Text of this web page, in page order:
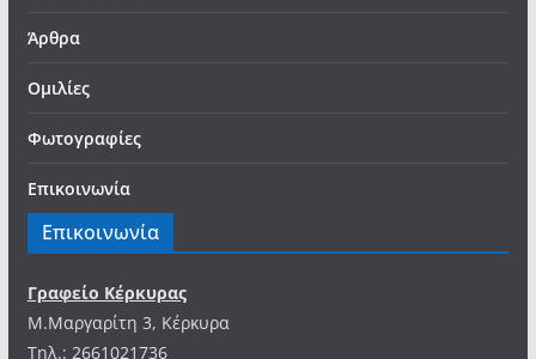
Άρθρα
Ομιλίες
Φωτογραφίες
Επικοινωνία
Επικοινωνία
Γραφείο Κέρκυρας
Μ.Μαργαρίτη 3, Κέρκυρα
Tηλ.: 2661021736